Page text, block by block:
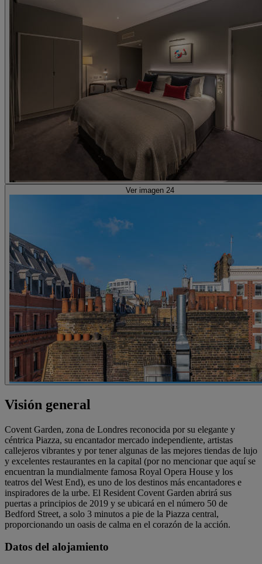
Ver imagen 24
Visión general
Covent Garden, zona de Londres reconocida por su elegante y
céntrica Piazza, su encantador mercado independiente, artistas
callejeros vibrantes y por tener algunas de las mejores tiendas de lujo
y excelentes restaurantes en la capital (por no mencionar que aquí se
encuentran la mundialmente famosa Royal Opera House y los
teatros del West End), es uno de los destinos más encantadores e
inspiradores de la urbe. El Resident Covent Garden abrirá sus
puertas a principios de 2019 y se ubicará en el número 50 de
Bedford Street, a solo 3 minutos a pie de la Piazza central,
proporcionando un oasis de calma en el corazón de la acción.
Datos del alojamiento